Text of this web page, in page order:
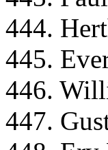
444.
445.
446.
447.